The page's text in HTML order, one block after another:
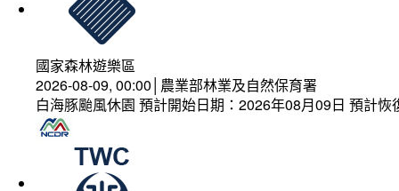
國家森林遊樂區
2026-08-09, 00:00│農業部林業及自然保育署
白海豚颱風休園 預計開始日期：2026年08月09日 預計